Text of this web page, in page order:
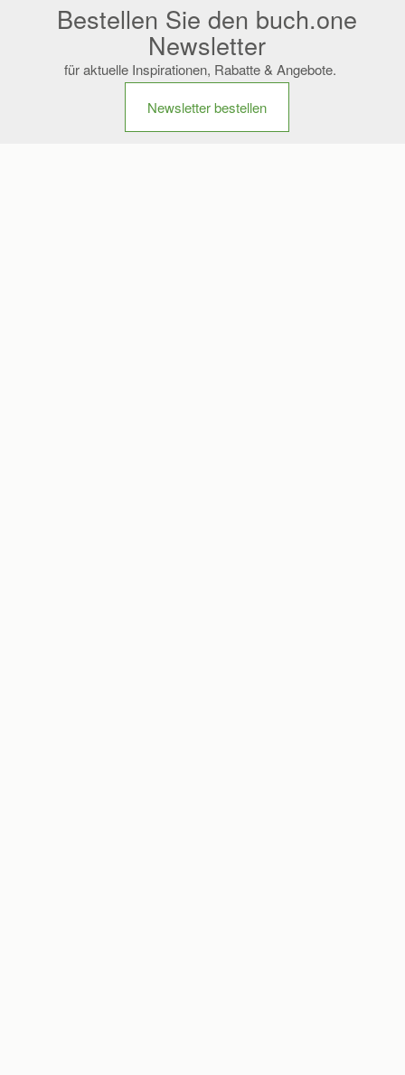
Bestellen Sie den buch.one
Newsletter
für aktuelle Inspirationen, Rabatte & Angebote.
Newsletter bestellen